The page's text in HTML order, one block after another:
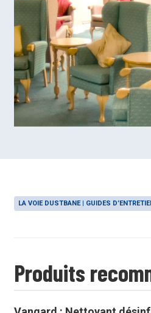
LA VOIE DUSTBANE | GUIDES
Produits